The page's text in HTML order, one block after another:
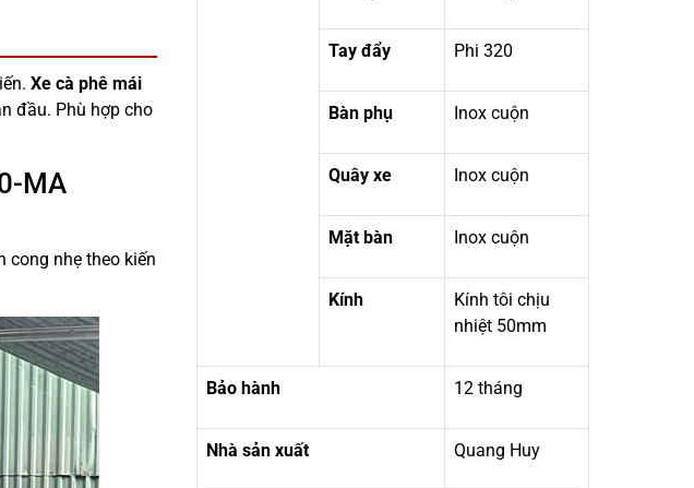
Tay đẩy Phi 320
Bàn phụ Inox cuộn
Quây xe Inox cuộn
Mặt bàn Inox cuộn
Kính
Kính tôi chịu
nhiệt 50mm
Bảo hành 12 tháng
Nhà sản xuất Quang Huy
Xe cà phê mái
đầu. Phù hợp cho
MA
cong nhẹ theo kiến